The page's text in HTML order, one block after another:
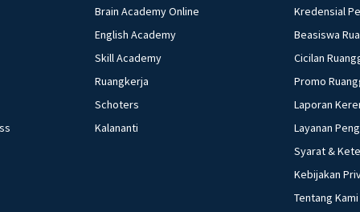
39. Maksud
Penyebab
Seringkali
di masyarakat,
contoh perilaku
tradisi di kearifan lokal Nusantara 44.
kondisi
kehidupan sosial
perubahan sosial
fungsi asli uang
Brain Academy Online
English Academy
Skill Academy
Ruangkerja
Schoters
Kalananti
Kredensial
Beasiswa
Cicilan
Promo
Laporan
Layanan
Syarat &
Kebijakan
Tentang Kami